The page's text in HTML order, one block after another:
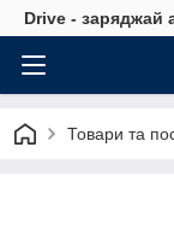
Drive - заряджай
Товари та